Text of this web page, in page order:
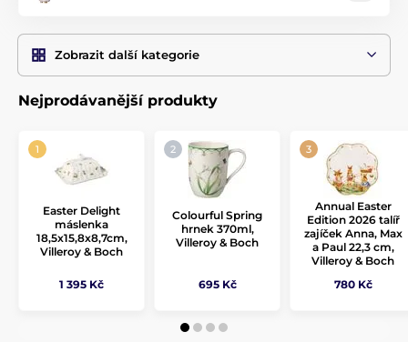
Zobrazit další kategorie
Nejprodávanější produkty
Easter Delight
máslenka
18,5x15,8x8,7cm,
Villeroy & Boch
1 395 Kč
Colourful Spring
hrnek 370ml,
Villeroy & Boch
695 Kč
Annual Easter
Edition 2026 talíř
zajíček Anna, Max
a Paul 22,3 cm,
Villeroy & Boch
780 Kč